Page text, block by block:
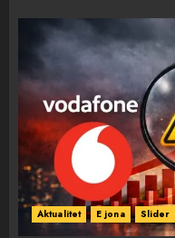
Aktualitet E jona Slider